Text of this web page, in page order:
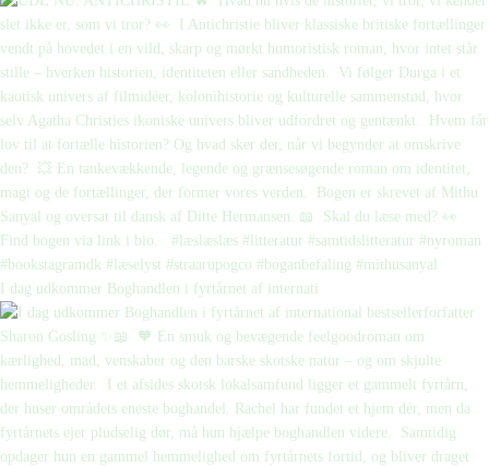
I dag udkommer Boghandlen i fyrtårnet af internati